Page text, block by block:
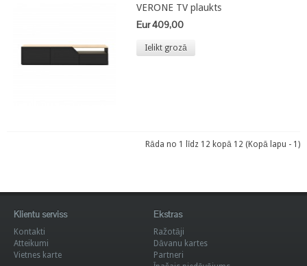
VERONE TV plaukts
Eur 409,00
Ielikt grozā
Rāda no 1 līdz 12 kopā 12 (Kopā lapu - 1)
Klientu serviss
Kontakti
Atteikumi
Vietnes karte
Ekstras
Ražotāji
Dāvanu kartes
Partneri